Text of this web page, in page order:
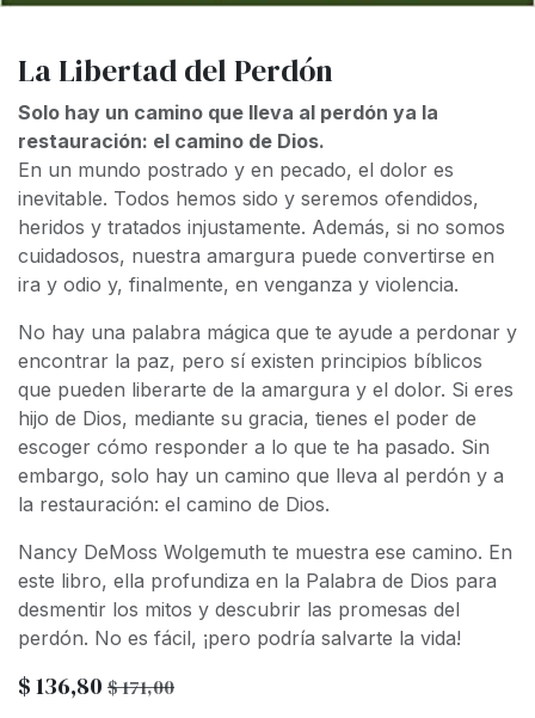
La Libertad del Perdón
Solo hay un camino que lleva al perdón ya la
restauración: el camino de Dios.
En un mundo postrado y en pecado, el dolor es
inevitable. Todos hemos sido y seremos ofendidos,
heridos y tratados injustamente. Además, si no somos
cuidadosos, nuestra amargura puede convertirse en
ira y odio y, finalmente, en venganza y violencia.
No hay una palabra mágica que te ayude a perdonar y
encontrar la paz, pero sí existen principios bíblicos
que pueden liberarte de la amargura y el dolor. Si eres
hijo de Dios, mediante su gracia, tienes el poder de
escoger cómo responder a lo que te ha pasado. Sin
embargo, solo hay un camino que lleva al perdón y a
la restauración: el camino de Dios.
Nancy DeMoss Wolgemuth te muestra ese camino. En
este libro, ella profundiza en la Palabra de Dios para
desmentir los mitos y descubrir las promesas del
perdón. No es fácil, ¡pero podría salvarte la vida!
$136,80 $171,00